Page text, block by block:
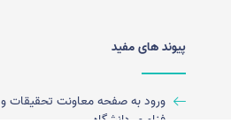
پیوند های مفید
ورود به صفحه معاونت تحقیقات و
فناوری دانشگاه